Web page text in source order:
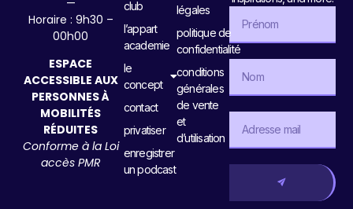
Horaire : 9h30 –
00h00
ESPACE
ACCESSIBLE AUX
PERSONNES À
MOBILITÉS
RÉDUITES
Conforme à la Loi
accès PMR
club
l’appart
academie
le
concept
contact
privatiser
enregistrer
un podcast
légales
politique de
confidentialité
conditions
générales
de vente
et
d’utilisation